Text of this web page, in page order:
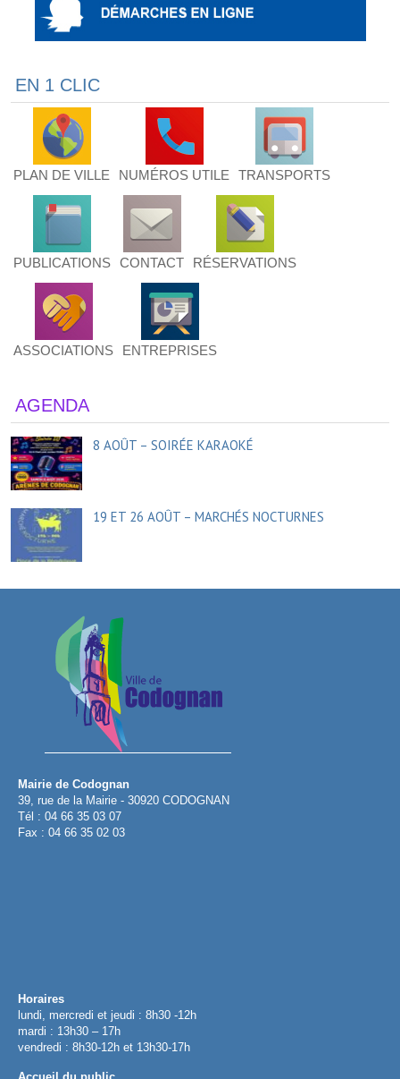
EN 1 CLIC
PLAN DE VILLE NUMÉROS UTILE TRANSPORTS
PUBLICATIONS CONTACT RÉSERVATIONS
ASSOCIATIONS ENTREPRISES
AGENDA
8 AOÛT – SOIRÉE KARAOKÉ
19 ET 26 AOÛT – MARCHÉS NOCTURNES
Mairie de Codognan
39, rue de la Mairie - 30920 CODOGNAN
Tél : 04 66 35 03 07
Fax : 04 66 35 02 03
Horaires
lundi, mercredi et jeudi : 8h30 -12h
mardi : 13h30 – 17h
vendredi : 8h30-12h et 13h30-17h